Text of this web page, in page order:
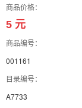
商品价格：
5 元
商品编号：
001161
目录编号：
A7733